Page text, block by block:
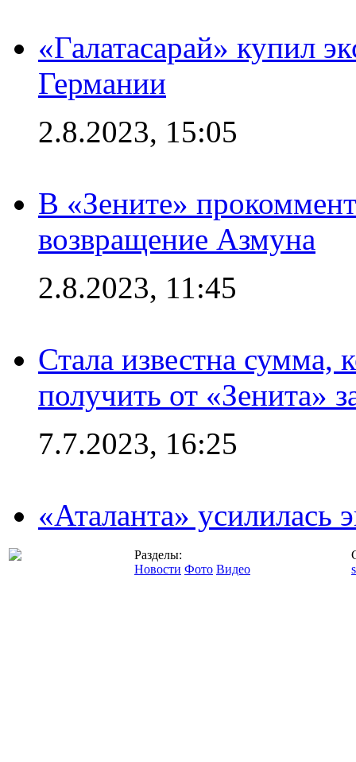
«Галатасарай» купил
Германии
2.8.2023, 15:05
В «Зените»
возвращение Азмуна
2.8.2023, 11:45
Стала известна сумма,
получить от «Зенита»
7.7.2023, 16:25
«Аталанта»
Разделы:
Новости Фото Видео